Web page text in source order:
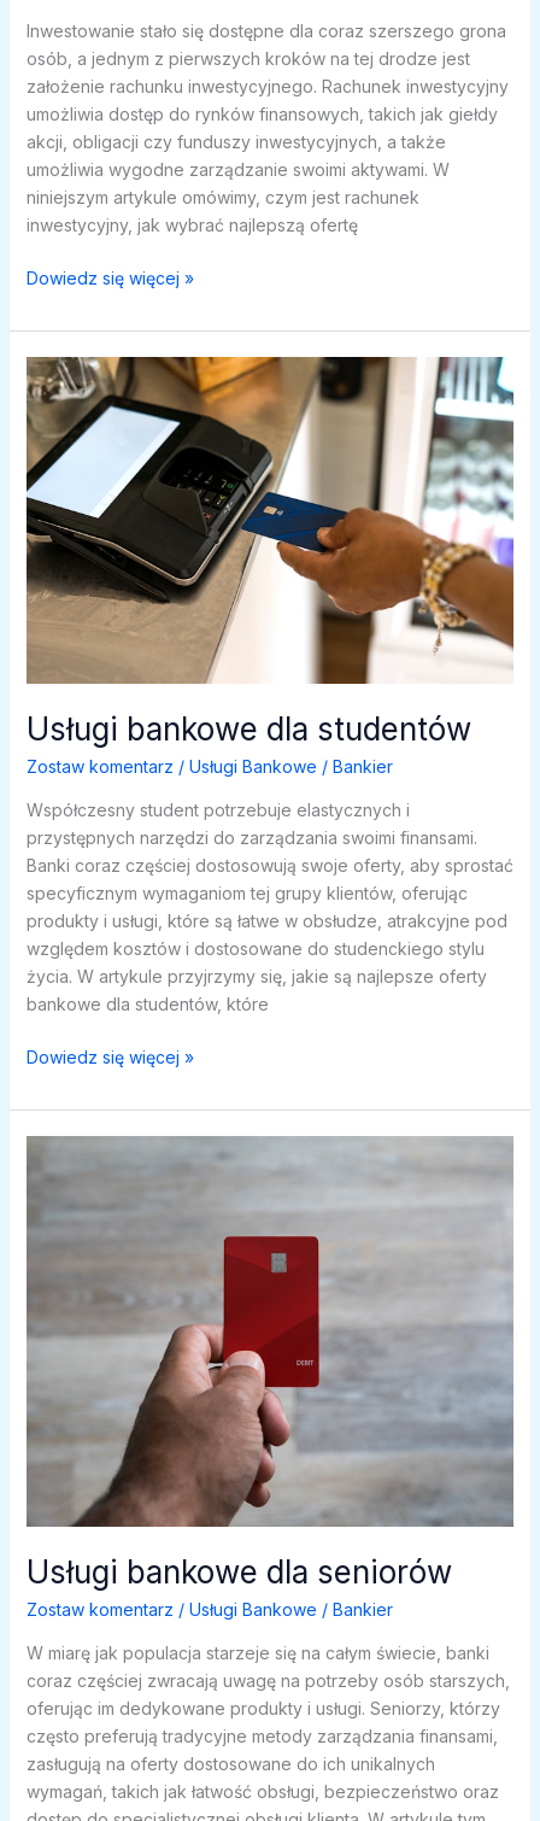
Inwestowanie stało się dostępne dla coraz szerszego grona
osób, a jednym z pierwszych kroków na tej drodze jest
założenie rachunku inwestycyjnego. Rachunek inwestycyjny
umożliwia dostęp do rynków finansowych, takich jak giełdy
akcji, obligacji czy funduszy inwestycyjnych, a także
umożliwia wygodne zarządzanie swoimi aktywami. W
niniejszym artykule omówimy, czym jest rachunek
inwestycyjny, jak wybrać najlepszą ofertę
Rachunki
jak
zacząć
inwestować
z
bankiem?
Dowiedz się więcej »
Usługi bankowe dla studentów
Zostaw komentarz / Usługi Bankowe / Bankier
Współczesny student potrzebuje elastycznych i
przystępnych narzędzi do zarządzania swoimi finansami.
Banki coraz częściej dostosowują swoje oferty, aby sprostać
specyficznym wymaganiom tej grupy klientów, oferując
produkty i usługi, które są łatwe w obsłudze, atrakcyjne pod
względem kosztów i dostosowane do studenckiego stylu
życia. W artykule przyjrzymy się, jakie są najlepsze oferty
bankowe dla studentów, które
Usługi
dla
studentów
Dowiedz się więcej »
Usługi bankowe dla seniorów
Zostaw komentarz / Usługi Bankowe / Bankier
W miarę jak populacja starzeje się na całym świecie, banki
coraz częściej zwracają uwagę na potrzeby osób starszych,
oferując im dedykowane produkty i usługi. Seniorzy, którzy
często preferują tradycyjne metody zarządzania finansami,
zasługują na oferty dostosowane do ich unikalnych
wymagań, takich jak łatwość obsługi, bezpieczeństwo oraz